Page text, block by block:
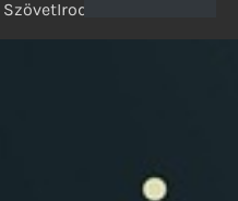
SzövetIrodalom